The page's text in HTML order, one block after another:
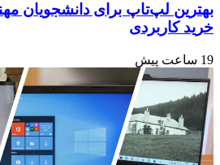
خرید کاربردی
19 ساعت پیش